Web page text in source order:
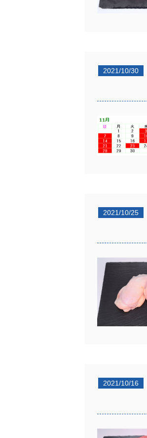
2021/10/30
2021/10/25
2021/10/16